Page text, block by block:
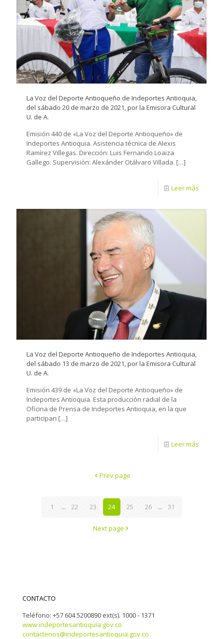
La Voz del Deporte Antioqueño de Indeportes Antioquia,
del sábado 20 de marzo de 2021, por la Emisora Cultural
U. de A.
Emisión 440 de «La Voz del Deporte Antioqueño» de
Indeportes Antioquia. Asistencia técnica de Alexis
Ramírez Villegas. Dirección: Luis Fernando Loaiza
Gallego. Supervisión: Alexánder Otálvaro Villada. […]
Leer más
La Voz del Deporte Antioqueño de Indeportes Antioquia,
del sábado 13 de marzo de 2021, por la Emisora Cultural
U. de A.
Emisión 439 de «La Voz del Deporte Antioqueño» de
Indeportes Antioquia. Esta producción radial de la
Oficina de Prensa de Indeportes Antioquia, en la que
participan […]
Leer más
Prev page
1 ... 22 23 24 25 26 ... 31
Next page
CONTACTO
Teléfono: +57 604 5200890 ext(s). 1000 - 1371
www.indeportesantioquia.gov.co
contactenos@indeportesantioquia.gov.co